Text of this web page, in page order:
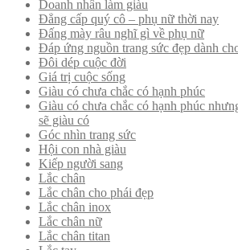
Doanh nhân làm giàu
Đẳng cấp quý cô – phụ nữ thời nay
Đấng mày râu nghĩ gì về phụ nữ
Đáp ứng nguồn trang sức đẹp dành
Đôi dép cuộc đời
Giá trị cuộc sống
Giàu có chưa chắc có hạnh phúc
Giàu có chưa chắc có hạnh phúc
sẽ giàu có
Góc nhìn trang sức
Hội con nhà giàu
Kiếp người sang
Lắc chân
Lắc chân cho phái đẹp
Lắc chân inox
Lắc chân nữ
Lắc chân titan